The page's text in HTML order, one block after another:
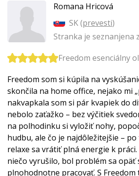
Romana Hricová
SK (prevesti)
Stranka je seznanjena
Freedom esenciálny
Freedom som si kúpila na
skončila na home office, nejako mi
nakvapkala som si pár kvapiek do
nebolo zaťažko – bez výčitiek
na polhodinku si vyložiť nohy,
hudbu, ale čo je najdôležitejšie –
relaxe sa vrátiť plná energie k
niečo vyrušilo, bol problém sa opäť
plnohodnotne pracovať. S Freedom